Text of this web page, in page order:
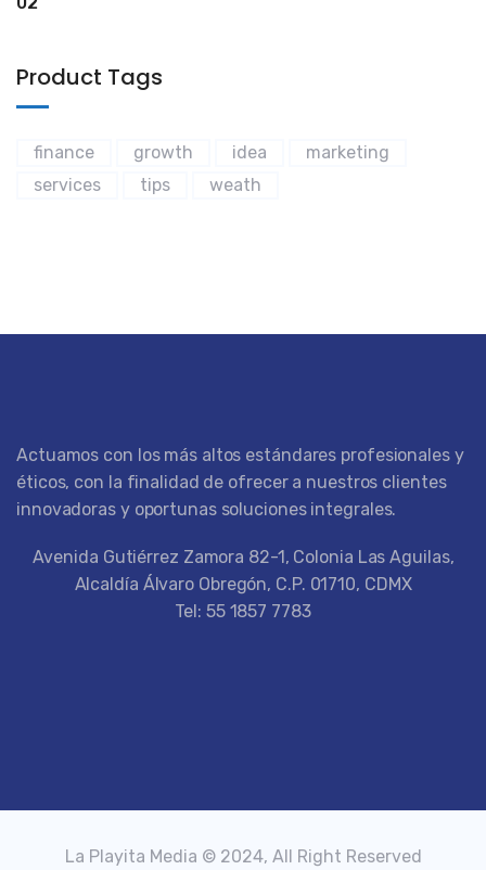
Product Tags
finance growth idea
marketing
services
tips weath
Actuamos con los más altos estándares profesionales y
éticos, con la finalidad de ofrecer a nuestros clientes
innovadoras y oportunas soluciones integrales.
Avenida Gutiérrez Zamora 82-1, Colonia Las Aguilas,
Alcaldía Álvaro Obregón, C.P. 01710, CDMX
Tel: 55 1857 7783
La Playita Media © 2024, All Right Reserved